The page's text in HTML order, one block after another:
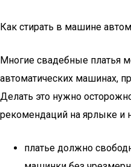
Как стирать в машине
Многие свадебные платья
автоматических машинах,
Делать это нужно
рекомендаций на ярлыке и
платье должно